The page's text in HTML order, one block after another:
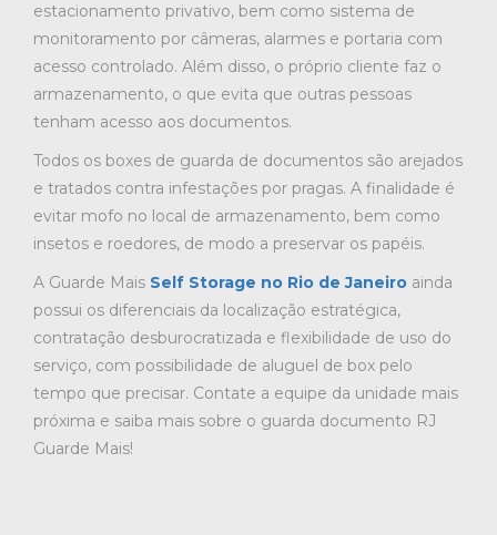
estacionamento privativo, bem como sistema de
monitoramento por câmeras, alarmes e portaria com
acesso controlado. Além disso, o próprio cliente faz o
armazenamento, o que evita que outras pessoas
tenham acesso aos documentos.
Todos os boxes de guarda de documentos são arejados
e tratados contra infestações por pragas. A finalidade é
evitar mofo no local de armazenamento, bem como
insetos e roedores, de modo a preservar os papéis.
A Guarde Mais Self Storage no Rio de Janeiro ainda
possui os diferenciais da localização estratégica,
contratação desburocratizada e flexibilidade de uso do
serviço, com possibilidade de aluguel de box pelo
tempo que precisar. Contate a equipe da unidade mais
próxima e saiba mais sobre o guarda documento RJ
Guarde Mais!